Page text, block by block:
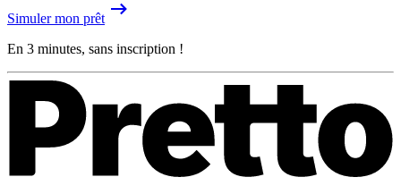
Simuler mon prêt
En 3 minutes, sans inscription !